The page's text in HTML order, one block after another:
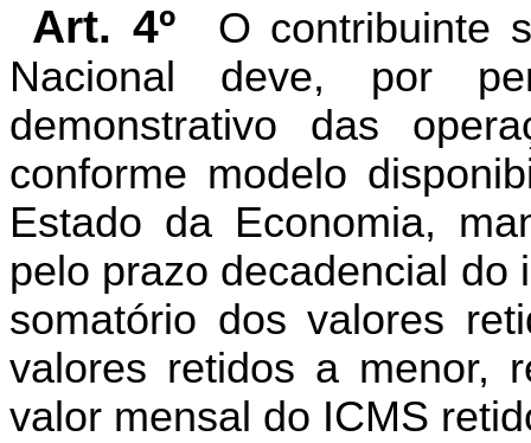
Art. 4º
O contribuinte
Nacional deve, por
demonstrativo das
conforme modelo
Estado da Economia,
pelo prazo decadencial do
somatório dos valores
valores retidos a menor,
valor mensal do ICMS